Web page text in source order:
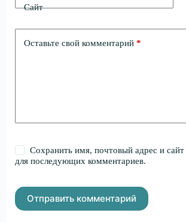
Сайт
Оставьте свой комментарий *
Сохранить имя, почтовый адрес и сайт
для последующих комментариев.
Отправить комментарий